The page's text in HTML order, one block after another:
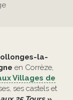
la-
en Corrèze,
Villages de
ses castels et